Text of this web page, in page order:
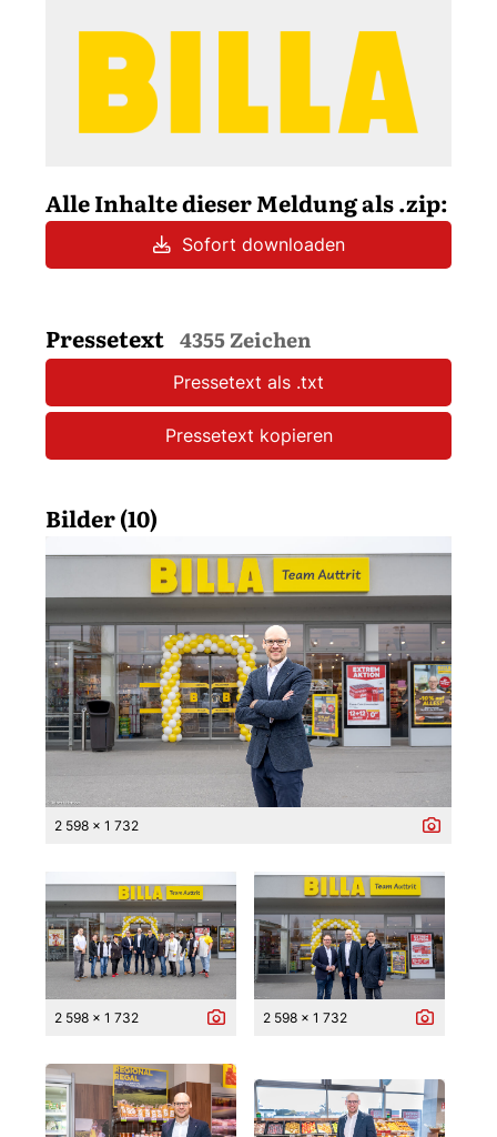
Alle Inhalte dieser Meldung als .zip:
Sofort downloaden
Pressetext 4355 Zeichen
Pressetext als .txt
Pressetext kopieren
Bilder (10)
2 598 x 1 732
2 598 x 1 732 2 598 x 1 732